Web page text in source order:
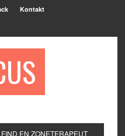
Kontakt
FIND EN ZONETERAPEUT